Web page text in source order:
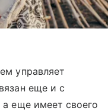
управляет
еще и с
а еще имеет своего